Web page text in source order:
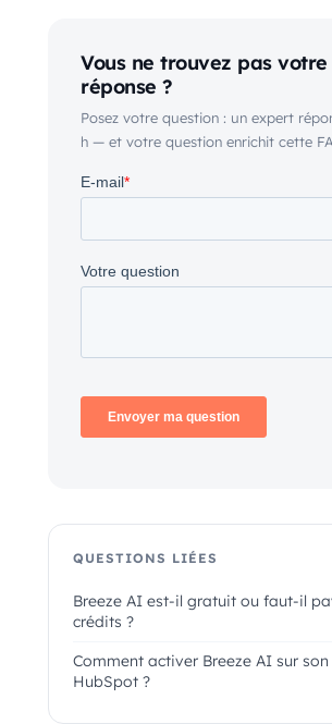
Vous ne trouvez pas votre
réponse ?
Posez votre question : un expert
h — et votre question enrichit cette
QUESTIONS LIÉES
Breeze AI est-il gratuit ou faut-il
crédits ?
Comment activer Breeze AI sur
HubSpot ?